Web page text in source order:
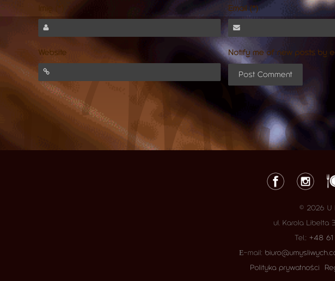
Email (*)
Website Notify me of new posts by
© 2026 U
ul. Karola Libelta
Tel.: +48
Е-mail:
Polityka prywatności